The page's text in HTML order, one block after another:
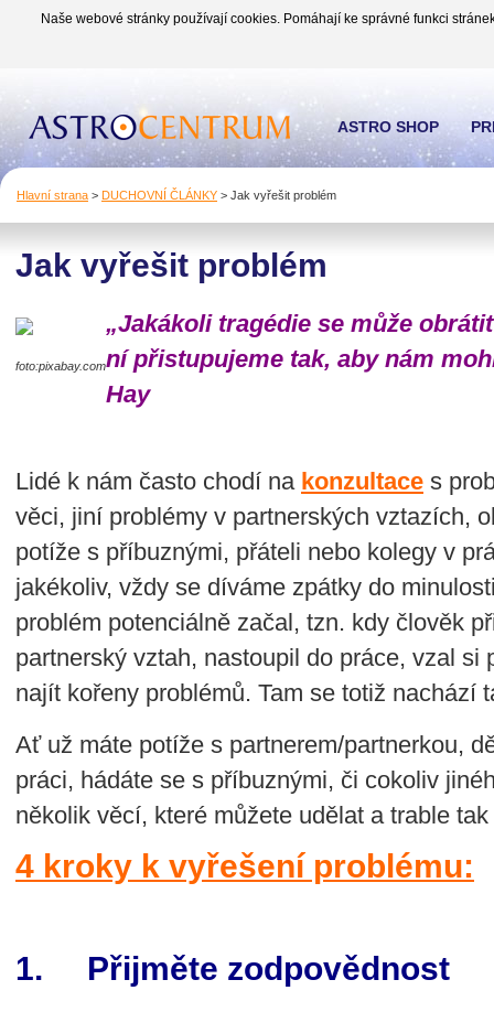
Naše webové stránky používají cookies. Pomáhají ke správné funkci
Hlavní strana > DUCHOVNÍ ČLÁNKY > Jak vyřešit problém
Jak vyřešit problém
foto:pixabay.com
„Jakákoli tragédie se může
ní přistupujeme tak, aby nám
Hay
Lidé k nám často chodí na konzultace s
věci, jiní problémy v partnerských vztazích,
potíže s příbuznými, přáteli nebo kolegy v
jakékoliv, vždy se díváme zpátky do
problém potenciálně začal, tzn. kdy člověk
partnerský vztah, nastoupil do práce, vzal si
najít kořeny problémů. Tam se totiž nachází
Ať už máte potíže s partnerem/partnerkou,
práci, hádáte se s příbuznými, či cokoliv
několik věcí, které můžete udělat a trable
4 kroky k vyřešení problému:
1. Přijměte zodpovědnost
ASTRO SHOP